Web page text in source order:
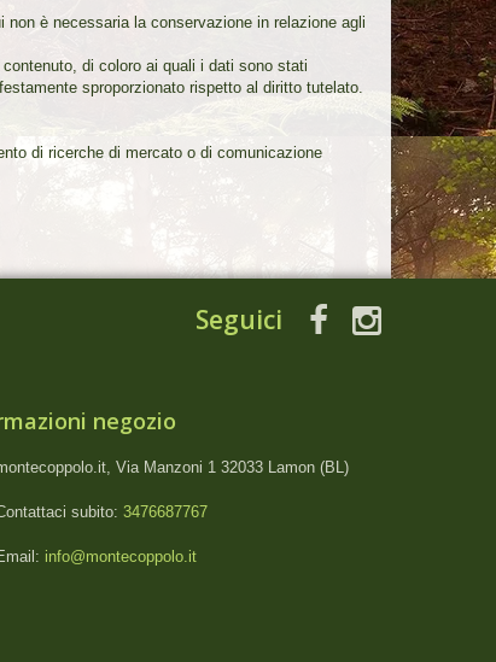
è necessaria la conservazione in relazione agli
di coloro ai quali i dati sono stati
sproporzionato rispetto al diritto tutelato.
di ricerche di mercato o di comunicazione
Seguici
negozio
Via Manzoni 1 32033 Lamon (BL)
subito: 3476687767
info@montecoppolo.it